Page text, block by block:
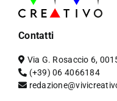
Contatti
Via G. Rosaccio 6,
(+39) 06 4066184